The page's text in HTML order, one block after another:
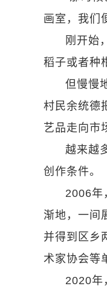
画室，我们
刚开始
稻子或者种
但慢慢
村民余统德
艺品走向
越来越
创作条件。
2006年
渐地，一间
并得到区乡
术家协会等
2020年